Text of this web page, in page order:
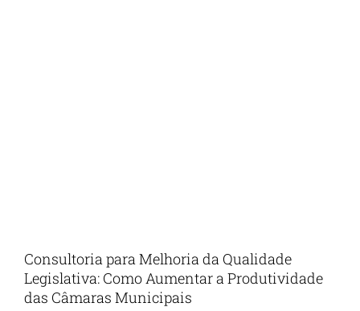
Consultoria para Melhoria da Qualidade
Legislativa: Como Aumentar a Produtividade
das Câmaras Municipais